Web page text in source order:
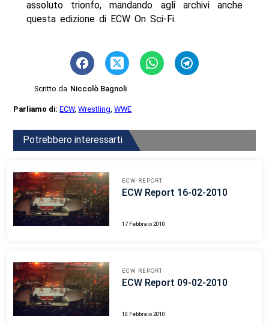
assoluto trionfo, mandando agli archivi anche
questa edizione di ECW On Sci-Fi.
Scritto da Niccolò Bagnoli
Parliamo di:ECW,Wrestling,WWE
Potrebbero interessarti
ECW REPORT
ECW Report 16-02-2010
17 Febbraio 2010
ECW REPORT
ECW Report 09-02-2010
10 Febbraio 2010